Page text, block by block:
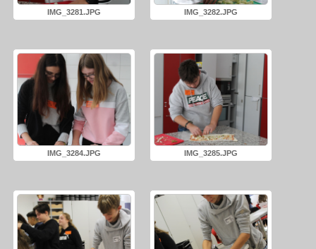
IMG_3281.JPG IMG_3282.JPG
IMG_3284.JPG IMG_3285.JPG